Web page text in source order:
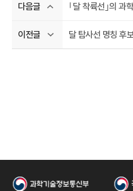
주
다음글 ｢달 착륙선｣의 과
이전글 달 탐사선 명칭 후